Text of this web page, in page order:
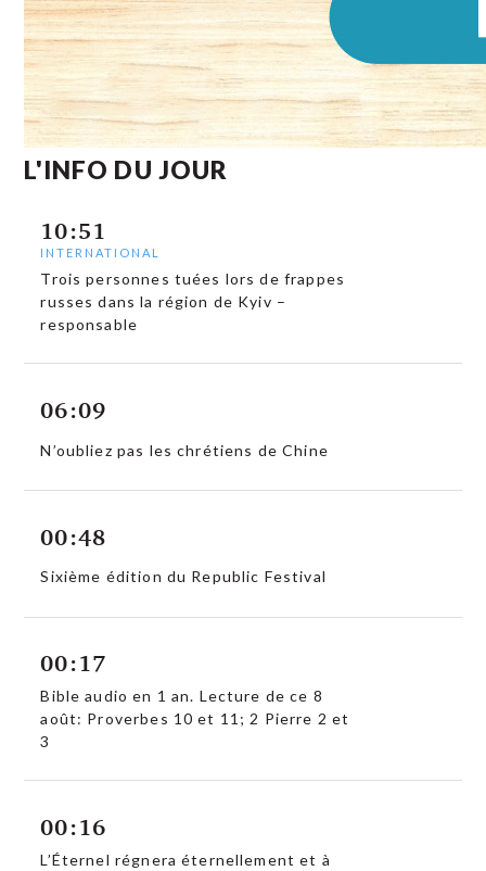
L'INFO DU JOUR
10:51
INTERNATIONAL
Trois personnes tuées lors de frappes
russes dans la région de Kyiv –
responsable
06:09
N’oubliez pas les chrétiens de Chine
00:48
Sixième édition du Republic Festival
00:17
Bible audio en 1 an. Lecture de ce 8
août: Proverbes 10 et 11; 2 Pierre 2 et
3
00:16
L’Éternel régnera éternellement et à